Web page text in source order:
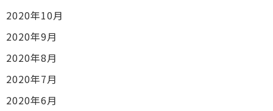
2020年10月
2020年9月
2020年8月
2020年7月
2020年6月